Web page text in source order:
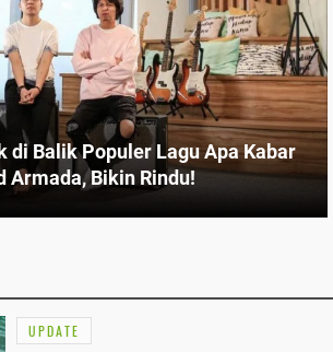
di Balik Populer Lagu Apa Kabar
Armada, Bikin Rindu!
UPDATE